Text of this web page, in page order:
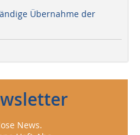
Übernahme der
News.